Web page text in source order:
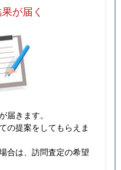
が届く
届きます。
の提案をしてもらえま
合は、訪問査定の希望